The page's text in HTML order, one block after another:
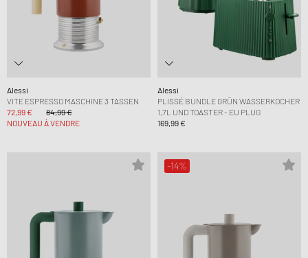
Alessi
VITE ESPRESSO MASCHINE 3 TASSEN
72,99 €
84,99 €
NOUVEAU À VENDRE
Alessi
PLISSÉ BUNDLE GRÜN WASSERKOCHER
1,7L UND TOASTER - EU PLUG
169,99 €
-14%